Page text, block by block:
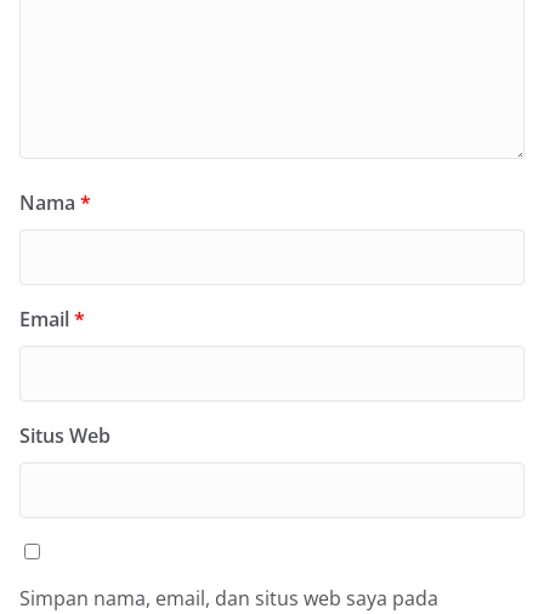
Nama *
Email*
Situs Web
Simpan nama, email, dan situs web saya pada